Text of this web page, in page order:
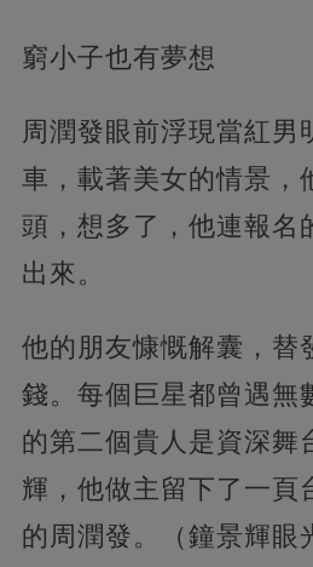
窮小子也有夢想
周潤發眼前浮現當紅男
車，載著美女的情景，
頭，想多了，他連報名
出來。
他的朋友慷慨解囊，替
錢。每個巨星都曾遇無
的第二個貴人是資深舞
輝，他做主留下了一頁
的周潤發。（鐘景輝眼